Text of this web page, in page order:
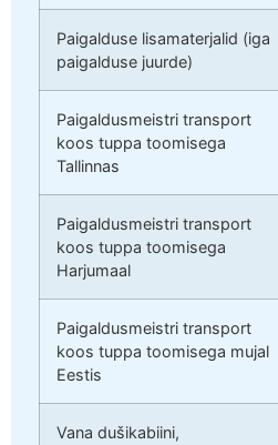
Paigalduse lisamaterjalid (iga
paigalduse juurde)
Paigaldusmeistri transport
koos tuppa toomisega
Tallinnas
Paigaldusmeistri transport
koos tuppa toomisega
Harjumaal
Paigaldusmeistri transport
koos tuppa toomisega mujal
Eestis
Vana dušikabiini,